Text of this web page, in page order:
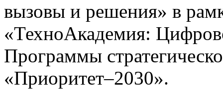
вызовы и решения» в
«ТехноАкадемия:
Программы
«Приоритет–2030».